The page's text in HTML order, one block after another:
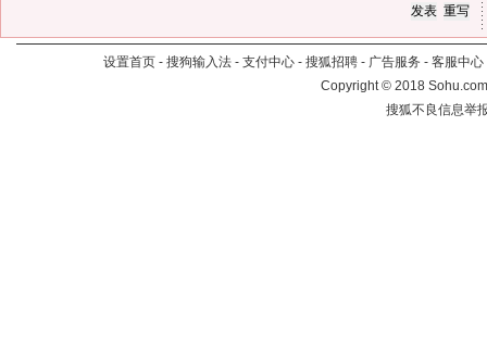
设置首页 - 搜狗输入法 - 支付中心 - 搜狐招聘 - 广告服务 - 客服中心
Copyright©2018
搜狐不良信息举